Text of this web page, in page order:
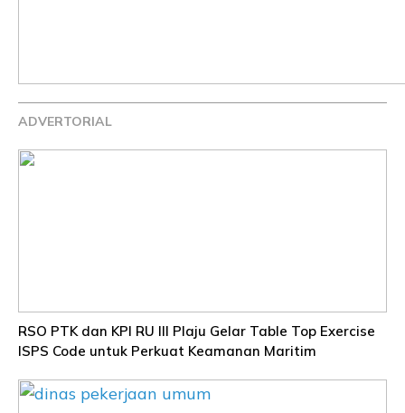
ADVERTORIAL
RSO PTK dan KPI RU III Plaju Gelar Table Top Exercise
ISPS Code untuk Perkuat Keamanan Maritim